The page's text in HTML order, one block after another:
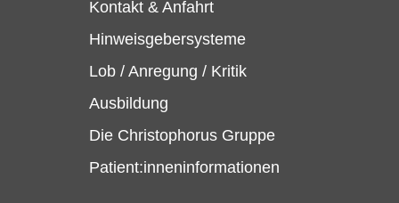
Kontakt & Anfahrt
Hinweisgebersysteme
Lob / Anregung / Kritik
Ausbildung
Die Christophorus Gruppe
Patient:inneninformationen